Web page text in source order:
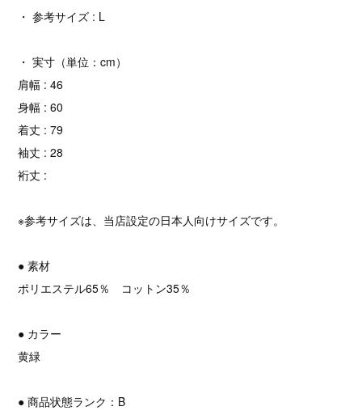
・ 参考サイズ : L
・ 実寸（単位：cm）
肩幅 : 46
身幅 : 60
着丈 : 79
袖丈 : 28
裄丈 :
※参考サイズは、当店設定の日本人向けサイズです。
● 素材
ポリエステル65％ コットン35％
● カラー
黄緑
● 商品状態ランク：B